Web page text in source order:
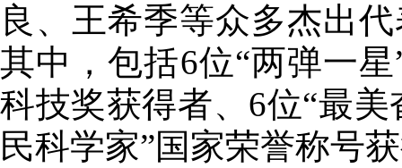
良、王希季等众多杰出
其中，包括6位“两弹一
科技奖获得者、6位“最美
民科学家”国家荣誉称号